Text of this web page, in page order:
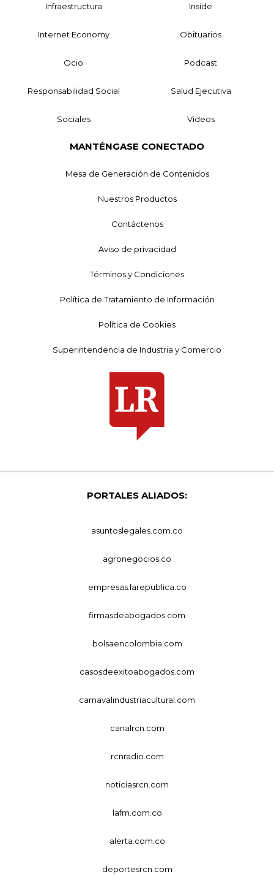
Infraestructura Inside
Internet Economy Obituarios
Ocio Podcast
Responsabilidad Social Salud Ejecutiva
Sociales Videos
MANTÉNGASE CONECTADO
Mesa de Generación de Contenidos
Nuestros Productos
Contáctenos
Aviso de privacidad
Términos y Condiciones
Política de Tratamiento de Información
Política de Cookies
Superintendencia de Industria y Comercio
PORTALES ALIADOS:
asuntoslegales.com.co
agronegocios.co
empresas.larepublica.co
firmasdeabogados.com
bolsaencolombia.com
casosdeexitoabogados.com
carnavalindustriacultural.com
canalrcn.com
rcnradio.com
noticiasrcn.com
lafm.com.co
alerta.com.co
deportesrcn.com